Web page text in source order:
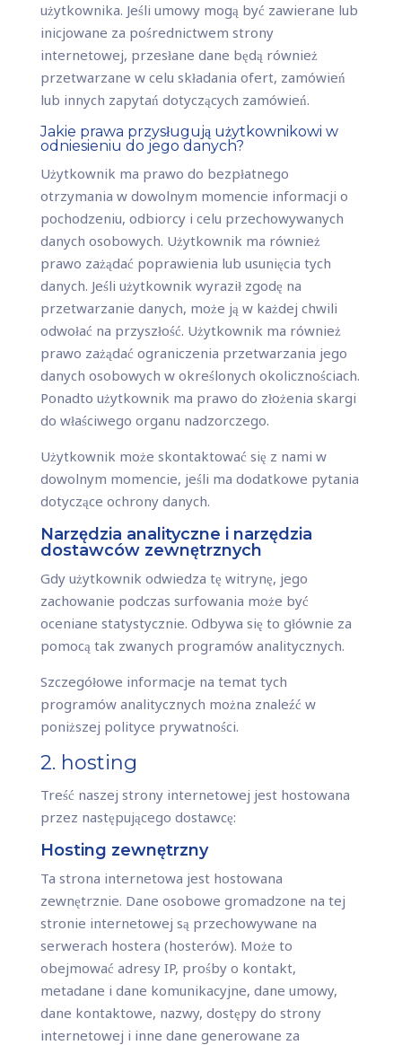
użytkownika. Jeśli umowy mogą być zawierane lub
inicjowane za pośrednictwem strony
internetowej, przesłane dane będą również
przetwarzane w celu składania ofert, zamówień
lub innych zapytań dotyczących zamówień.
Jakie prawa przysługują użytkownikowi w
odniesieniu do jego danych?
Użytkownik ma prawo do bezpłatnego
otrzymania w dowolnym momencie informacji o
pochodzeniu, odbiorcy i celu przechowywanych
danych osobowych. Użytkownik ma również
prawo zażądać poprawienia lub usunięcia tych
danych. Jeśli użytkownik wyraził zgodę na
przetwarzanie danych, może ją w każdej chwili
odwołać na przyszłość. Użytkownik ma również
prawo zażądać ograniczenia przetwarzania jego
danych osobowych w określonych okolicznościach.
Ponadto użytkownik ma prawo do złożenia skargi
do właściwego organu nadzorczego.
Użytkownik może skontaktować się z nami w
dowolnym momencie, jeśli ma dodatkowe pytania
dotyczące ochrony danych.
Narzędzia analityczne i narzędzia
dostawców zewnętrznych
Gdy użytkownik odwiedza tę witrynę, jego
zachowanie podczas surfowania może być
oceniane statystycznie. Odbywa się to głównie za
pomocą tak zwanych programów analitycznych.
Szczegółowe informacje na temat tych
programów analitycznych można znaleźć w
poniższej polityce prywatności.
2. hosting
Treść naszej strony internetowej jest hostowana
przez następującego dostawcę:
Hosting zewnętrzny
Ta strona internetowa jest hostowana
zewnętrznie. Dane osobowe gromadzone na tej
stronie internetowej są przechowywane na
serwerach hostera (hosterów). Może to
obejmować adresy IP, prośby o kontakt,
metadane i dane komunikacyjne, dane umowy,
dane kontaktowe, nazwy, dostępy do strony
internetowej i inne dane generowane za